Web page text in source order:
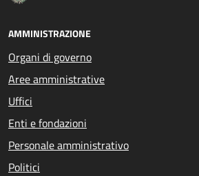
AMMINISTRAZIONE
Organi di governo
Aree amministrative
Uffici
Enti e fondazioni
Personale amministrativo
Politici